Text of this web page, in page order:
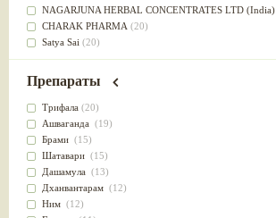
Ароматерапия(29)
Жаропонижающее(29)
для памяти(28)
для почек(28)
Слабительное (28)
Афродизиак(27)
Напитки(27)
Для йоги (27)
Для потенции(26)
Для душа(25)
для концентрации внимания
при нарушении эрекции
NAGARJUNA HERBAL CONCENTRATES LTD (India)
CHARAK PHARMA (20)
Satya Sai (20)
Vyas(20)
Kerala Ayurveda
(19)
Organic India pvt ltd
Lalita(16)
Ashtang Herbals
Alarsin(14)
Vasu Health care
Baraka(13)
Dabur India Ltd
Препараты
Трифала (20)
Ашваганда (19)
Брами (15)
Шатавари (15)
Дашамула (13)
Дханвантарам (12)
Ним (12)